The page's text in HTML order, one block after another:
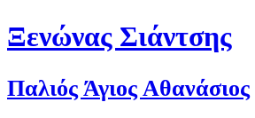
Ξενώνας Σιάντσης
Παλιός Άγιος Αθανάσιος